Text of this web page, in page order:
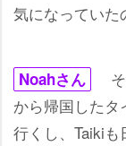
気になっていた
Noahさん
から帰国した
行くし、Taiki